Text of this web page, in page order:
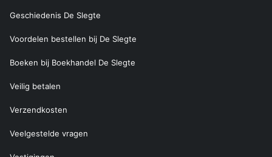
Geschiedenis De Slegte
Voordelen bestellen bij De Slegte
Boeken bij Boekhandel De Slegte
Veilig betalen
Verzendkosten
Veelgestelde vragen